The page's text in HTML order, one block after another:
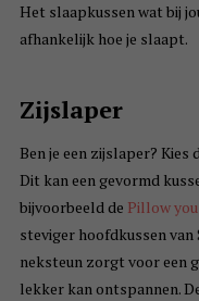
Het slaapkussen wat bij
afhankelijk hoe je slaapt.
Zijslaper
Ben je een zijslaper? Kies
Dit kan een gevormd
bijvoorbeeld de Pillow you
steviger hoofdkussen van
neksteun zorgt voor een
lekker kan ontspannen.